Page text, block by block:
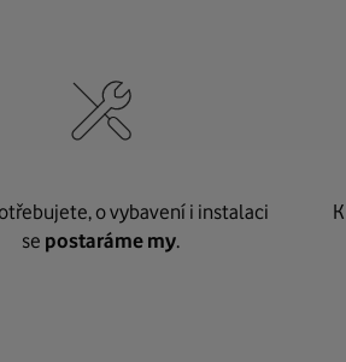
o vybavení i instalaci
se postaráme my.